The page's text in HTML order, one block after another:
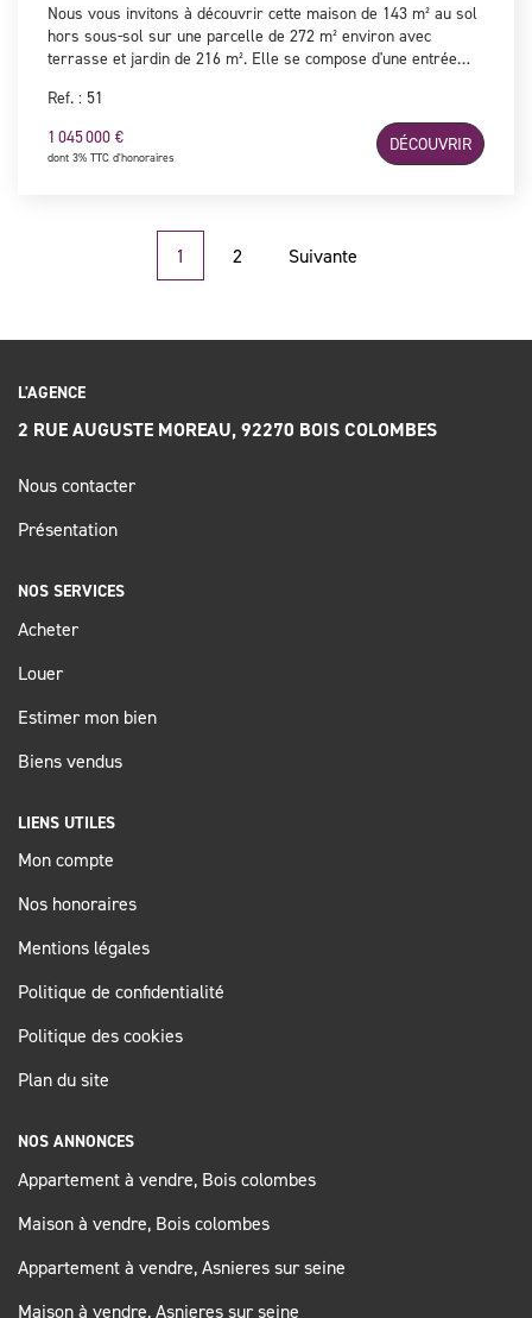
Nous vous invitons à découvrir cette maison de 143 m² au sol
hors sous-sol sur une parcelle de 272 m² environ avec
terrasse et jardin de 216 m². Elle se compose d'une entrée
indépendante équipée et aménagée (possible US) le tout
s'ouvrant sur l'extérieur et un WC indépendant. Au premier
étage, vous trouverez un premier espace nuit avec 2
chambres, un bureau (possible 5ème chambre), une salle
stockage, chaufferie et buanderie vient compléter cette maison
traversante lumineuse entièrement au calme, idéalement
Ref. : 51
1 045 000 €
dont 3% TTC d'honoraires
DÉCOUVRIR
1 2 Suivante
L'AGENCE
2 RUE AUGUSTE MOREAU, 92270 BOIS COLOMBES
Nous contacter
Présentation
NOS SERVICES
Acheter
Louer
Estimer mon bien
Biens vendus
LIENS UTILES
Mon compte
Nos honoraires
Mentions légales
Politique de confidentialité
Politique des cookies
Plan du site
NOS ANNONCES
Appartement à vendre, Bois colombes
Maison à vendre, Bois colombes
Appartement à vendre, Asnieres sur seine
Maison à vendre, Asnieres sur seine